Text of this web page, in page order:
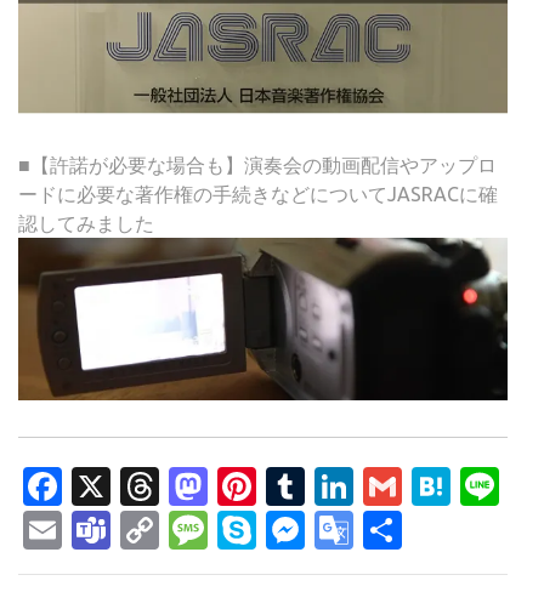
■【許諾が必要な場合も】演奏会の動画配信やアップロ
ードに必要な著作権の手続きなどについてJASRACに確
認してみました
Facebook
X Threads
Mastodon
Pinterest
Tumblr
LinkedIn
Gmail
EmailTeams
Copy
Link
Message
SkypeMessenger
Google
Translate
有